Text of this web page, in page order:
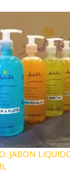
JABON